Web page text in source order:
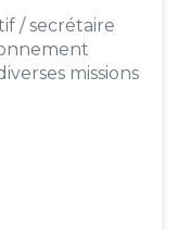
/ secrétaire
missions